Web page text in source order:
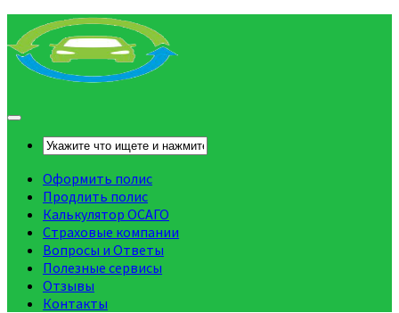
Оформить полис
Продлить полис
Калькулятор ОСАГО
Страховые компании
Вопросы и Ответы
Полезные сервисы
Отзывы
Контакты